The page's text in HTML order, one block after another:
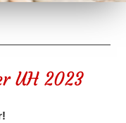
UH 2023